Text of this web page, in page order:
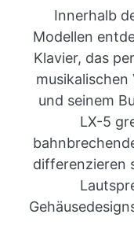
Innerhalb
Modellen
Klavier, das
musikalischen
und seinem
LX-5
differenzieren